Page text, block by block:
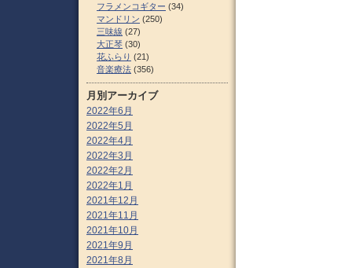
フラメンコギター (34)
マンドリン (250)
三味線 (27)
大正琴 (30)
花ふらり (21)
音楽療法 (356)
月別アーカイブ
2022年6月
2022年5月
2022年4月
2022年3月
2022年2月
2022年1月
2021年12月
2021年11月
2021年10月
2021年9月
2021年8月